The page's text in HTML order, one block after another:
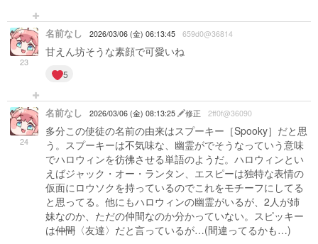
23
名前なし 2026/03/06 (金) 06:13:45 659d0@36814
甘えん坊そうな素顔で可愛いね
5
24
名前なし 2026/03/06 (金) 08:13:25 修正 2ff0f@36090
多分この使徒の名前の由来はスプーキー［Spooky］だと思
う。スプーキーは不気味な、幽霊がでそうなっていう意味
でハロウィンを彷彿させる単語のようだ。ハロウィンとい
えばジャック・オー・ランタン、エスピーは独特な表情の
仮面にロウソクを持っているのでこれをモチーフにしてる
と思ってる。他にもハロウィンの幽霊がいるが、2人が姉
妹なのか、ただの仲間なのか分かっていない。スピッキー
は仲間 〈友達〉だと言っているが…(間違ってるかも…)